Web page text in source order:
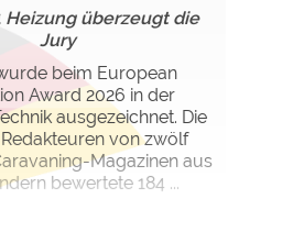
Heizung überzeugt die
Jury
beim European
Award 2026 in der
ausgezeichnet. Die
von zwölf
Magazinen aus
bewertete 184 ...